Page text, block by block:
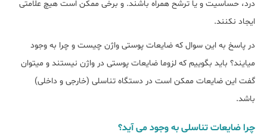
درد، حساسیت و یا ترشح همراه باشند. و برخی ممکن است هیچ علامتی
ایجاد نکنند.
در پاسخ به این سوال که ضایعات پوستی واژن چیست و چرا به وجود
میایند؟ باید بگوییم که لزوما ضایعات پوستی در واژن نیستند و میتوان
گفت این ضایعات ممکن است در دستگاه تناسلی (خارجی و داخلی)
باشد.
چرا ضایعات تناسلی به وجود می آید؟